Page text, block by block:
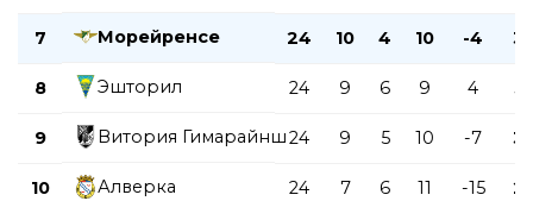
7 Морейренсе 24 10 4 10 -4
8 Эшторил 24 9 6 9 4
9 Витория Гимарайнш24 9 5 10 -7
10 Алверка 24 7 6 11 -15